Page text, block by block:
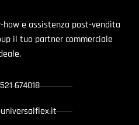
e assistenza post-vendita
il tuo partner commerciale
674018